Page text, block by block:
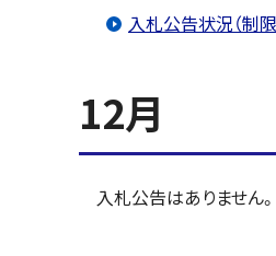
入札公告状況（制
12月
入札公告はありません。